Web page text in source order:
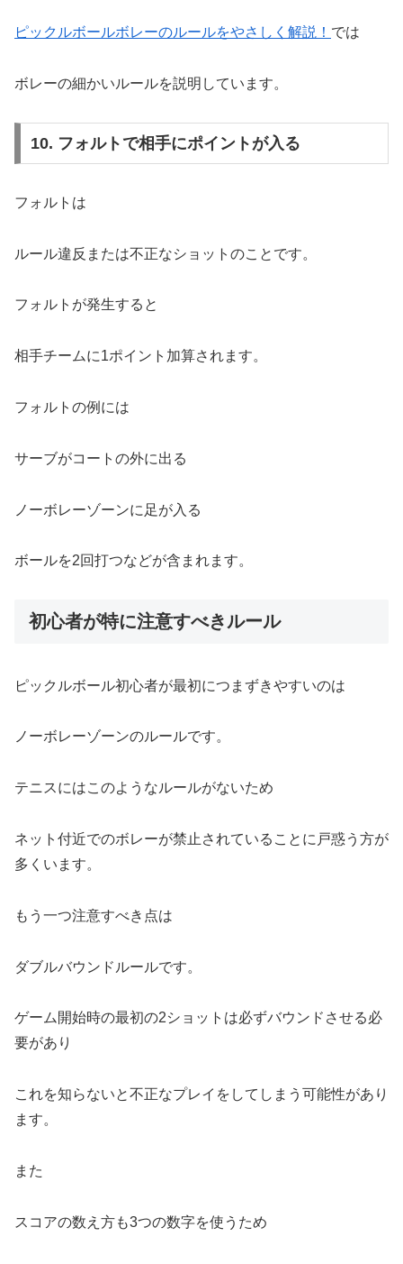
ピックルボールボレーのルールをやさしく解説！ では
ボレーの細かいルールを説明しています。
10. フォルトで相手にポイントが入る
フォルトは
ルール違反または不正なショットのことです。
フォルトが発生すると
相手チームに1ポイント加算されます。
フォルトの例には
サーブがコートの外に出る
ノーボレーゾーンに足が入る
ボールを2回打つなどが含まれます。
初心者が特に注意すべきルール
ピックルボール初心者が最初につまずきやすいのは
ノーボレーゾーンのルールです。
テニスにはこのようなルールがないため
ネット付近でのボレーが禁止されていることに戸惑う方が
多くいます。
もう一つ注意すべき点は
ダブルバウンドルールです。
ゲーム開始時の最初の2ショットは必ずバウンドさせる必
要があり
これを知らないと不正なプレイをしてしまう可能性があり
ます。
また
スコアの数え方も3つの数字を使うため